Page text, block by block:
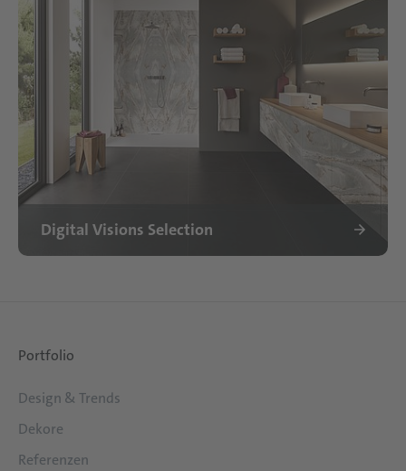
Digital Visions Selection
Portfolio
Design & Trends
Dekore
Referenzen